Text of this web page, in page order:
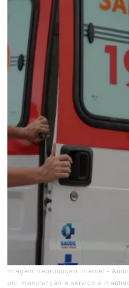
Imagem Reprodução Internet -
por manutenção e serviço é